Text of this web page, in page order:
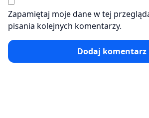
Zapamiętaj moje dane w tej
pisania kolejnych komentarzy.
Dodaj komentarz